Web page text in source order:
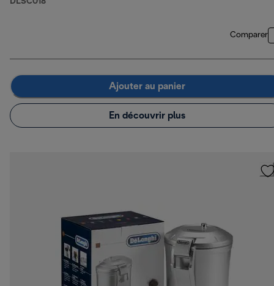
DLSC018
Comparer
Ajouter au panier
En découvrir plus